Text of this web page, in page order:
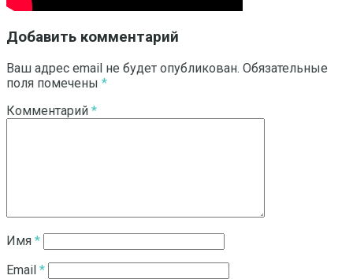
Добавить комментарий
Ваш адрес email не будет опубликован. Обязательные
поля помечены *
Комментарий *
Имя *
Email *